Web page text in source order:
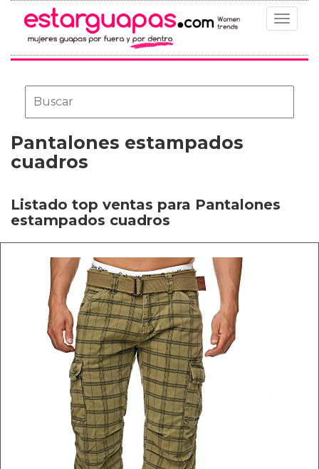
Toggle
Pantalones estampados
cuadros
Listado top ventas para Pantalones
estampados cuadros